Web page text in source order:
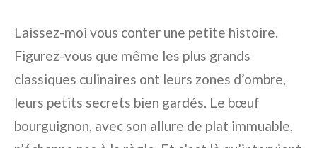
Laissez-moi vous conter une petite histoire.
Figurez-vous que même les plus grands
classiques culinaires ont leurs zones d’ombre,
leurs petits secrets bien gardés. Le bœuf
bourguignon, avec son allure de plat immuable,